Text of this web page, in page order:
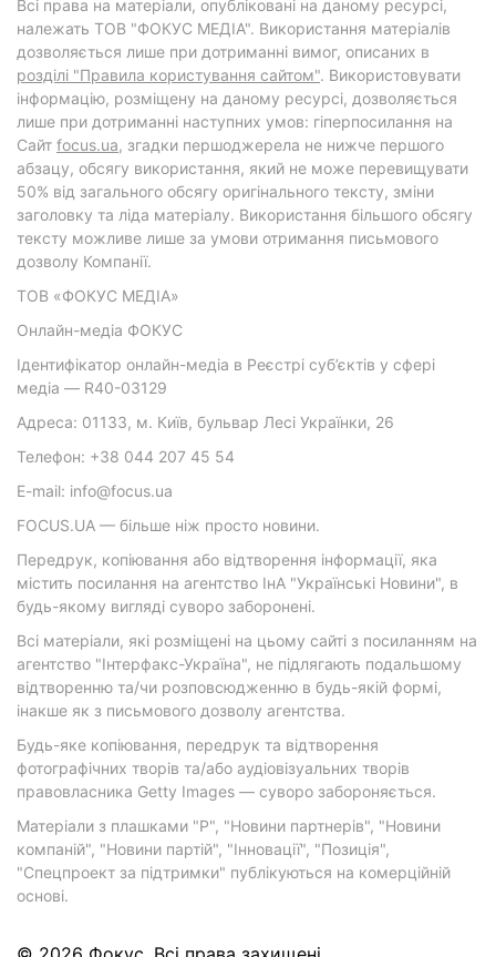
Всі права на матеріали, опубліковані на даному ресурсі,
належать ТОВ "ФОКУС МЕДІА". Використання матеріалів
дозволяється лише при дотриманні вимог, описаних в
розділі "Правила користування сайтом". Використовувати
інформацію, розміщену на даному ресурсі, дозволяється
лише при дотриманні наступних умов: гіперпосилання на
Cайт focus.ua, згадки першоджерела не нижче першого
абзацу, обсягу використання, який не може перевищувати
50% від загального обсягу оригінального тексту, зміни
заголовку та ліда матеріалу. Використання більшого обсягу
тексту можливе лише за умови отримання письмового
дозволу Компанії.
ТОВ «ФОКУС МЕДІА»
Онлайн-медіа ФОКУС
Ідентифікатор онлайн-медіа в Реєстрі суб’єктів у сфері
медіа — R40-03129
Адреса: 01133, м. Київ, бульвар Лесі Українки, 26
Телефон: +38 044 207 45 54
E-mail: info@focus.ua
FOCUS.UA — більше ніж просто новини.
Передрук, копіювання або відтворення інформації, яка
містить посилання на агентство ІнА "Українські Новини", в
будь-якому вигляді суворо заборонені.
Всі матеріали, які розміщені на цьому сайті з посиланням на
агентство "Інтерфакс-Україна", не підлягають подальшому
відтворенню та/чи розповсюдженню в будь-якій формі,
інакше як з письмового дозволу агентства.
Будь-яке копіювання, передрук та відтворення
фотографічних творів та/або аудіовізуальних творів
правовласника Getty Images — суворо забороняється.
Матеріали з плашками "Р", "Новини партнерів", "Новини
компаній", "Новини партій", "Інновації", "Позиція",
"Спецпроект за підтримки" публікуються на комерційній
основі.